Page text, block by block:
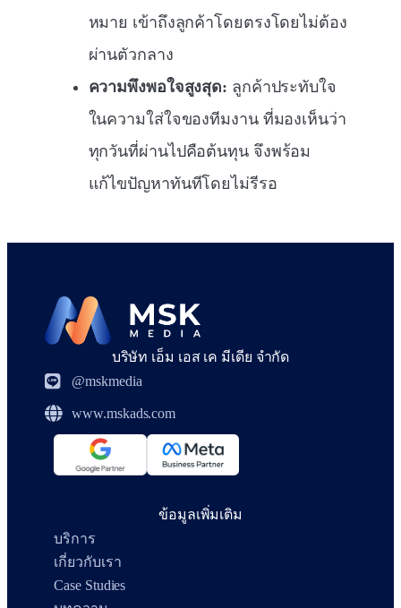
หมาย เข้าถึงลูกค้าโดยตรงโดยไม่ต้อง
ผ่านตัวกลาง
ความพึงพอใจสูงสุด: ลูกค้าประทับใจ
ในความใส่ใจของทีมงาน ที่มองเห็นว่า
ทุกวันที่ผ่านไปคือต้นทุน จึงพร้อม
แก้ไขปัญหาทันทีโดยไม่รีรอ
บริษัท เอ็ม เอส เค มีเดีย จำกัด
@mskmedia
www.mskads.com
ข้อมูลเพิ่มเติม
บริการ
เกี่ยวกับเรา
Case Studies